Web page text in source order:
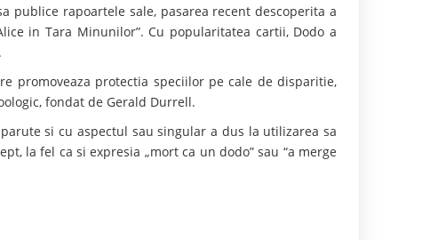
publice rapoartele sale, pasarea recent descoperita a
in Tara Minunilor”. Cu popularitatea cartii, Dodo a
promoveaza protectia speciilor pe cale de disparitie,
fondat de Gerald Durrell.
si cu aspectul sau singular a dus la utilizarea sa
la fel ca si expresia „mort ca un dodo” sau “a merge